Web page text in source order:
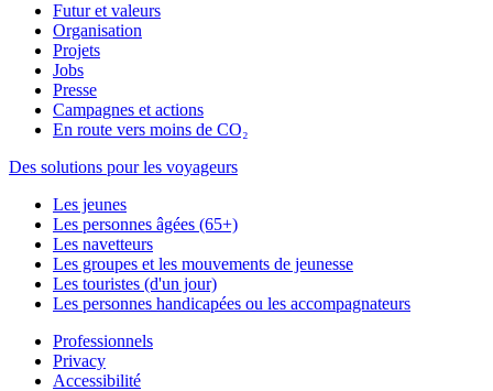
Futur et valeurs
Organisation
Projets
Jobs
Presse
Campagnes et actions
En route vers moins de CO₂
Des solutions pour les voyageurs
Les jeunes
Les personnes âgées (65+)
Les navetteurs
Les groupes et les mouvements de jeunesse
Les touristes (d'un jour)
Les personnes handicapées ou les accompagnateurs
Professionnels
Privacy
Accessibilité